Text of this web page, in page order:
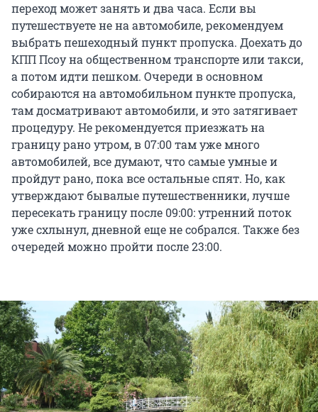
переход может занять и два часа. Если вы
путешествуете не на автомобиле, рекомендуем
выбрать пешеходный пункт пропуска. Доехать до
КПП Псоу на общественном транспорте или такси,
а потом идти пешком. Очереди в основном
собираются на автомобильном пункте пропуска,
там досматривают автомобили, и это затягивает
процедуру. Не рекомендуется приезжать на
границу рано утром, в 07:00 там уже много
автомобилей, все думают, что самые умные и
пройдут рано, пока все остальные спят. Но, как
утверждают бывалые путешественники, лучше
пересекать границу после 09:00: утренний поток
уже схлынул, дневной еще не собрался. Также без
очередей можно пройти после 23:00.